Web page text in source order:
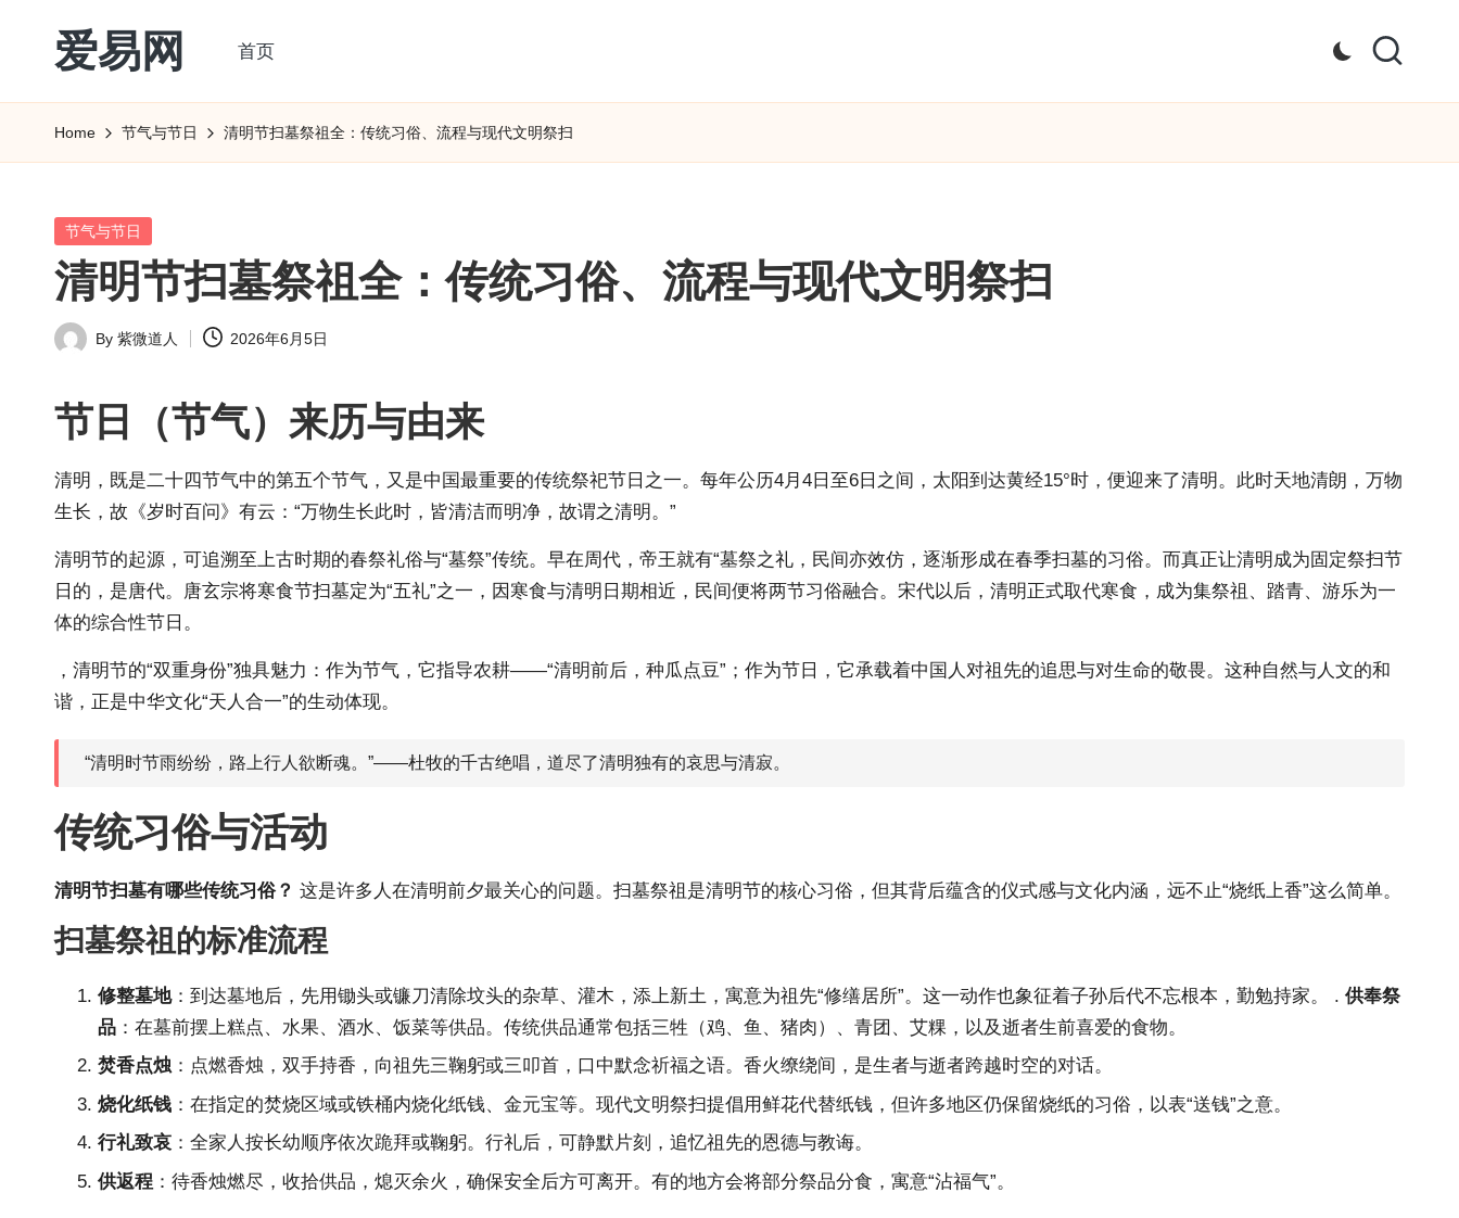
爱易网
历
阳
转
农
历
历
询
_2ebc.com
首页
Home 节气与节日 清明节扫墓祭祖全：传统习俗、流程与现代文明祭扫
Posted
节气与节日
清明节扫墓祭祖全：传统习俗、流程与现代文明祭扫
Posted
By 紫微道人 2026年6月5日
节日（节气）来历与由来
清明，既是二十四节气中的第五个节气，又是中国最重要的传统祭祀节日之一。每年公历4月4日至6日之间，太阳到达黄经15°时，便迎来了清明。此时天地清朗，万物
生长，故《岁时百问》有云：“万物生长此时，皆清洁而明净，故谓之清明。”
清明节的起源，可追溯至上古时期的春祭礼俗与“墓祭”传统。早在周代，帝王就有“墓祭之礼，民间亦效仿，逐渐形成在春季扫墓的习俗。而真正让清明成为固定祭扫节
日的，是唐代。唐玄宗将寒食节扫墓定为“五礼”之一，因寒食与清明日期相近，民间便将两节习俗融合。宋代以后，清明正式取代寒食，成为集祭祖、踏青、游乐为一
体的综合性节日。
，清明节的“双重身份”独具魅力：作为节气，它指导农耕——“清明前后，种瓜点豆”；作为节日，它承载着中国人对祖先的追思与对生命的敬畏。这种自然与人文的和
谐，正是中华文化“天人合一”的生动体现。
“清明时节雨纷纷，路上行人欲断魂。”——杜牧的千古绝唱，道尽了清明独有的哀思与清寂。
传统习俗与活动
清明节扫墓有哪些传统习俗？ 这是许多人在清明前夕最关心的问题。扫墓祭祖是清明节的核心习俗，但其背后蕴含的仪式感与文化内涵，远不止“烧纸上香”这么简单。
扫墓祭祖的标准流程
修整墓地：到达墓地后，先用锄头或镰刀清除坟头的杂草、灌木，添上新土，寓意为祖先“修缮居所”。这一动作也象征着子孙后代不忘根本，勤勉持家。 . 供奉祭
品 ：在墓前摆上糕点、水果、酒水、饭菜等供品。传统供品通常包括三牲（鸡、鱼、猪肉）、青团、艾粿，以及逝者生前喜爱的食物。
焚香点烛 ：点燃香烛，双手持香，向祖先三鞠躬或三叩首，口中默念祈福之语。香火缭绕间，是生者与逝者跨越时空的对话。
烧化纸钱 ：在指定的焚烧区域或铁桶内烧化纸钱、金元宝等。现代文明祭扫提倡用鲜花代替纸钱，但许多地区仍保留烧纸的习俗，以表“送钱”之意。
行礼致哀 ：全家人按长幼顺序依次跪拜或鞠躬。行礼后，可静默片刻，追忆祖先的恩德与教诲。
供返程 ：待香烛燃尽，收拾供品，熄灭余火，确保安全后方可离开。有的地方会将部分祭品分食，寓意“沾福气”。